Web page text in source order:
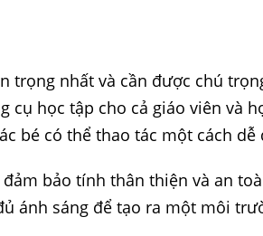
trọng nhất và cần được chú
cụ học tập cho cả giáo viên và
bé có thể thao tác một cách dễ
bảo tính thân thiện và an
ánh sáng để tạo ra một môi